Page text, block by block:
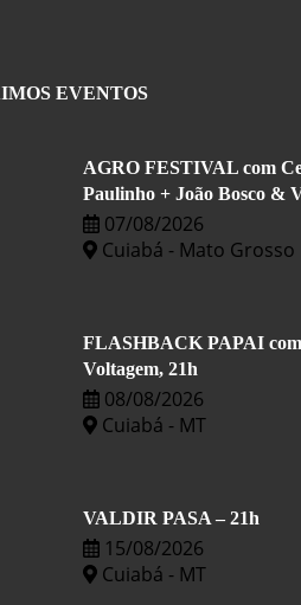
EVENTOS
AGRO FESTIVAL com
Paulinho + João Bosco &
07/08/2026
Cuiabá - Mato Grosso
FLASHBACK PAPAI
Voltagem, 21h
08/08/2026
Cuiabá - MT
VALDIR PASA – 21h
15/08/2026
Cuiabá - MT